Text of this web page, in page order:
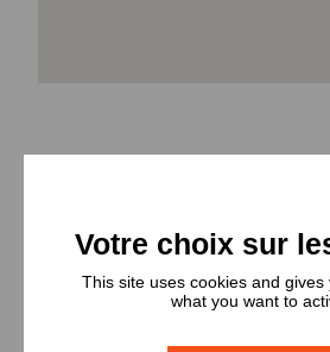
nombres
This site uses cookies and
what you want to